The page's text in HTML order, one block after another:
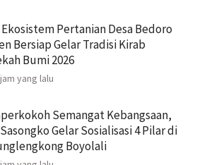
Pertanian Desa Bedoro
Bersiap Gelar Tradisi Kirab
Bumi 2026
yang lalu
Semangat Kebangsaan,
Gelar Sosialisasi 4 Pilar di
Boyolali